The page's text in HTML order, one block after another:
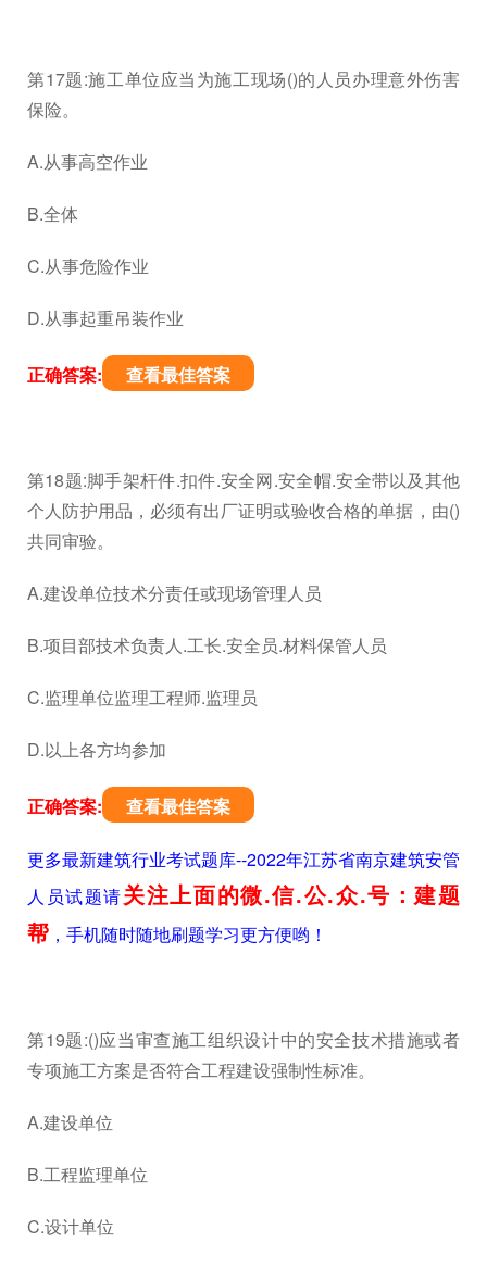
第17题:施工单位应当为施工现场()的人员办理意外伤害
保险。
A.从事高空作业
B.全体
C.从事危险作业
D.从事起重吊装作业
正确答案: 查看最佳答案
第18题:脚手架杆件.扣件.安全网.安全帽.安全带以及其他
个人防护用品，必须有出厂证明或验收合格的单据，由()
共同审验。
A.建设单位技术分责任或现场管理人员
B.项目部技术负责人.工长.安全员.材料保管人员
C.监理单位监理工程师.监理员
D.以上各方均参加
正确答案: 查看最佳答案
更多最新建筑行业考试题库--2022年江苏省南京建筑安管
人员试题请关注上面的微.信.公.众.号：建题
帮 ，手机随时随地刷题学习更方便哟！
第19题:()应当审查施工组织设计中的安全技术措施或者
专项施工方案是否符合工程建设强制性标准。
A.建设单位
B.工程监理单位
C.设计单位